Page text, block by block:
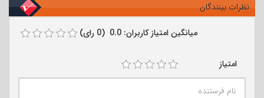
نظرات بینندگان
میانگین امتیاز کاربران: 0.0 (0 رای)
امتیاز